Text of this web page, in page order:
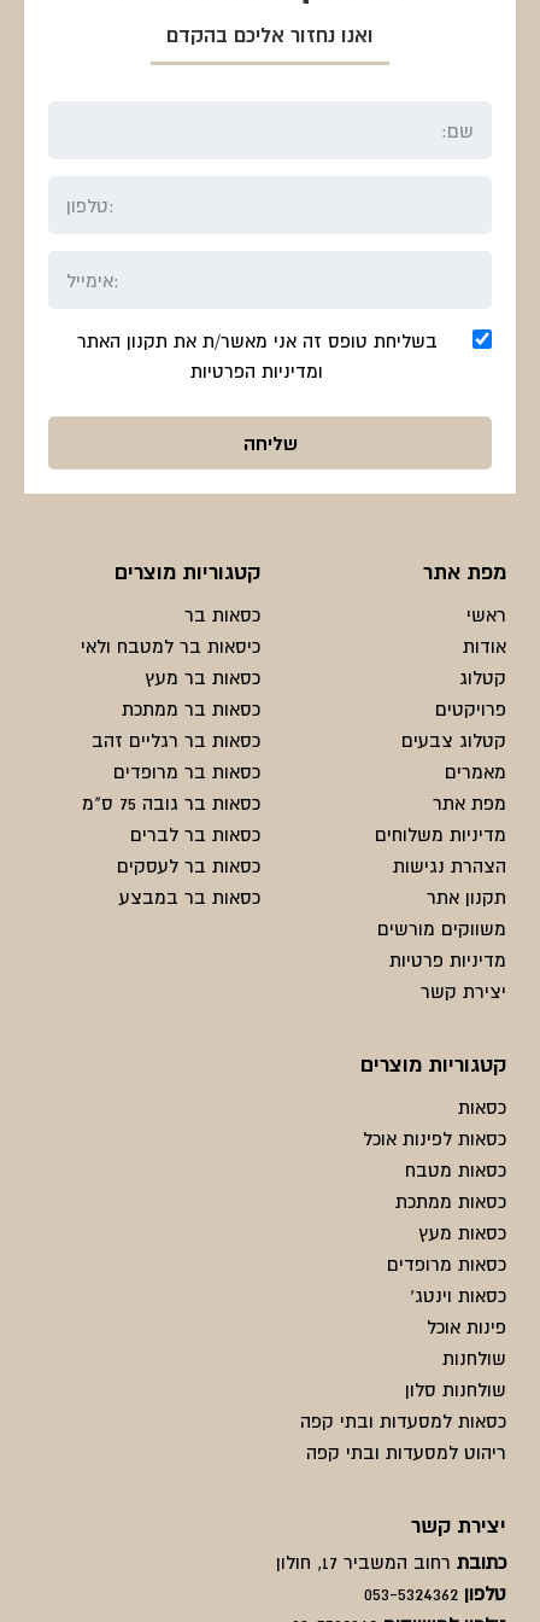
מפת אתר
ראשי
אודות
קטלוג
פרויקטים
קטלוג צבעים
מאמרים
מפת אתר
מדיניות משלוחים
הצהרת נגישות
תקנון אתר
משווקים מורשים
מדיניות פרטיות
יצירת קשר
קטגוריות מוצרים
כסאות בר
כיסאות בר למטבח ולאי
כסאות בר מעץ
כסאות בר ממתכת
כסאות בר רגליים זהב
כסאות בר מרופדים
כסאות בר גובה 75 ס"מ
כסאות בר לברים
כסאות בר לעסקים
כסאות בר במבצע
קטגוריות מוצרים
כסאות
כסאות לפינות אוכל
כסאות מטבח
כסאות ממתכת
כסאות מעץ
כסאות מרופדים
כסאות וינטג'
פינות אוכל
שולחנות
שולחנות סלון
כסאות למסעדות ובתי קפה
ריהוט למסעדות ובתי קפה
יצירת קשר
כתובת רחוב המשביר 17, חולון
טלפון 053-5324362
ואנו נחזור אליכם בהקדם
בשליחת טופס זה אני מאשר/ת את תקנון האתר
ומדיניות הפרטיות